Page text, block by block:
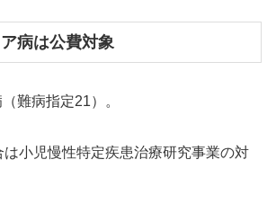
病は公費対象
難病指定21）。
小児慢性特定疾患治療研究事業の対